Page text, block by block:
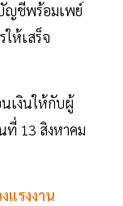
ญชีพร้อมเพย์
ห้เสร็จ
เงินให้กับผู้
13 สิงหาคม
แรงงาน